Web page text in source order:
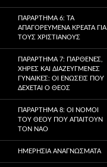
ΠΑΡΆΡΤΗΜΑ 6: ΤΑ
ΑΠΑΓΟΡΕΥΜΈΝΑ ΚΡΈΑΤΑ ΓΙΑ
ΤΟΥΣ ΧΡΙΣΤΙΑΝΟΎΣ
ΠΑΡΆΡΤΗΜΑ 7: ΠΑΡΘΈΝΕΣ,
ΧΉΡΕΣ ΚΑΙ ΔΙΑΖΕΥΓΜΈΝΕΣ
ΓΥΝΑΊΚΕΣ: ΟΙ ΕΝΏΣΕΙΣ ΠΟΥ
ΔΈΧΕΤΑΙ Ο ΘΕΌΣ
ΠΑΡΆΡΤΗΜΑ 8: ΟΙ ΝΌΜΟΙ
ΤΟΥ ΘΕΟΎ ΠΟΥ ΑΠΑΙΤΟΎΝ
ΤΟΝ ΝΑΌ
ΗΜΕΡΉΣΙΑ ΑΝΑΓΝΏΣΜΑΤΑ